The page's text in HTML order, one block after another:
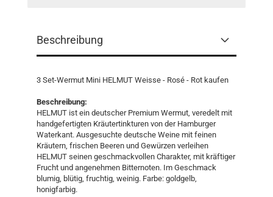
Beschreibung
3 Set-Wermut Mini HELMUT Weisse - Rosé - Rot kaufen
Beschreibung:
HELMUT ist ein deutscher Premium Wermut, veredelt mit
handgefertigten Kräutertinkturen von der Hamburger
Waterkant. Ausgesuchte deutsche Weine mit feinen
Kräutern, frischen Beeren und Gewürzen verleihen
HELMUT seinen geschmackvollen Charakter, mit kräftiger
Frucht und angenehmen Bitternoten. Im Geschmack
blumig, blütig, fruchtig, weinig. Farbe: goldgelb,
honigfarbig.